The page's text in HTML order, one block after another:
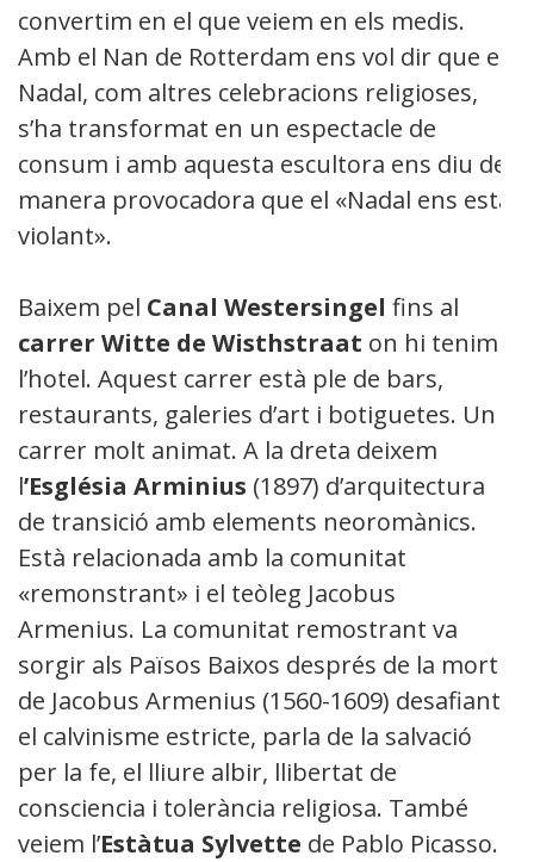
convertim en el que veiem en els medis.
Amb el Nan de Rotterdam ens vol dir que el
Nadal, com altres celebracions religioses,
s’ha transformat en un espectacle de
consum i amb aquesta escultora ens diu de
manera provocadora que el «Nadal ens està
violant».
Baixem pel Canal Westersingel fins al
carrer Witte de Wisthstraat on hi tenim
l’hotel. Aquest carrer està ple de bars,
restaurants, galeries d’art i botiguetes. Un
carrer molt animat. A la dreta deixem
l’Església Arminius (1897) d’arquitectura
de transició amb elements neoromànics.
Està relacionada amb la comunitat
«remonstrant» i el teòleg Jacobus
Armenius. La comunitat remostrant va
sorgir als Països Baixos després de la mort
de Jacobus Armenius (1560-1609) desafiant
el calvinisme estricte, parla de la salvació
per la fe, el lliure albir, llibertat de
consciencia i tolerància religiosa. També
veiem l’Estàtua Sylvette de Pablo Picasso.